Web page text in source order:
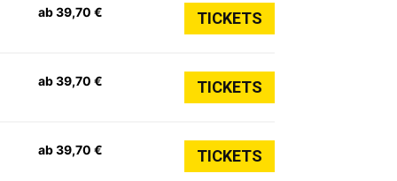
ab 39,70 € TICKETS
ab 39,70 € TICKETS
ab 39,70 € TICKETS